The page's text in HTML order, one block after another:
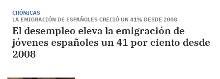
CRÓNICAS
LA EMIGRACIÓN DE ESPAÑOLES CRECIÓ UN 41% DESDE 2008
El desempleo eleva la emigración de
jóvenes españoles un 41 por ciento desde
2008